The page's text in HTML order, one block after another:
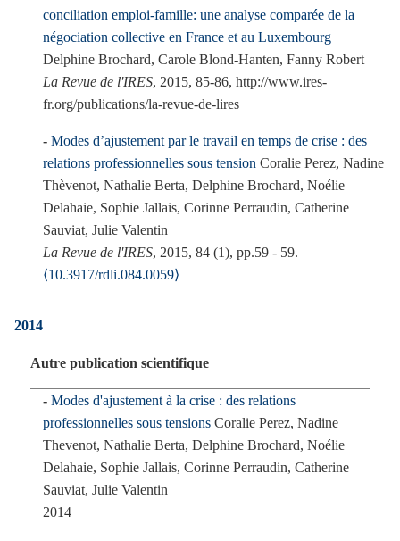
conciliation emploi-famille: une analyse comparée de la
négociation collective en France et au Luxembourg
Delphine Brochard, Carole Blond-Hanten, Fanny Robert
La Revue de l'IRES, 2015, 85-86, http://www.ires-
fr.org/publications/la-revue-de-lires
Modes d’ajustement par le travail en temps de crise : des
relations professionnelles sous tension Coralie Perez, Nadine
Thèvenot, Nathalie Berta, Delphine Brochard, Noélie
Delahaie, Sophie Jallais, Corinne Perraudin, Catherine
Sauviat, Julie Valentin
La Revue de l'IRES, 2015, 84 (1), pp.59 - 59.
⟨10.3917/rdli.084.0059⟩
2014
Autre publication scientifique
Modes d'ajustement à la crise : des relations
professionnelles sous tensions Coralie Perez, Nadine
Thevenot, Nathalie Berta, Delphine Brochard, Noélie
Delahaie, Sophie Jallais, Corinne Perraudin, Catherine
Sauviat, Julie Valentin
2014